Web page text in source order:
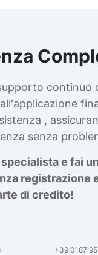
continuo
,
senza
e fai
registrazione
di credito!
+39 0187